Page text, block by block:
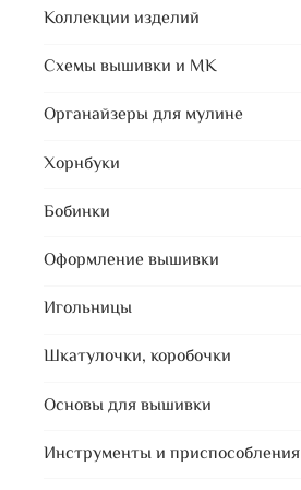
Коллекции изделий
Схемы вышивки и МК
Органайзеры для мулине
Хорнбуки
Бобинки
Оформление вышивки
Игольницы
Шкатулочки, коробочки
Основы для вышивки
Инструменты и приспособления